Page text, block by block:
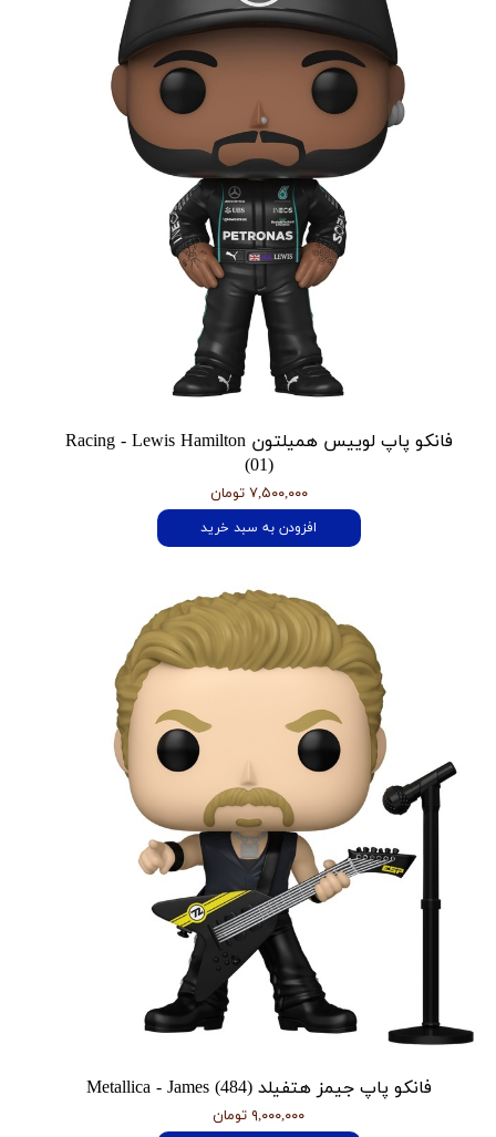
فانکو پاپ لوییس همیلتون Racing - Lewis Hamilton
(01)
۷,۵۰۰,۰۰۰ تومان
افزودن به سبد خرید
فانکو پاپ جیمز هتفیلد Metallica - James (484)
۹,۰۰۰,۰۰۰ تومان